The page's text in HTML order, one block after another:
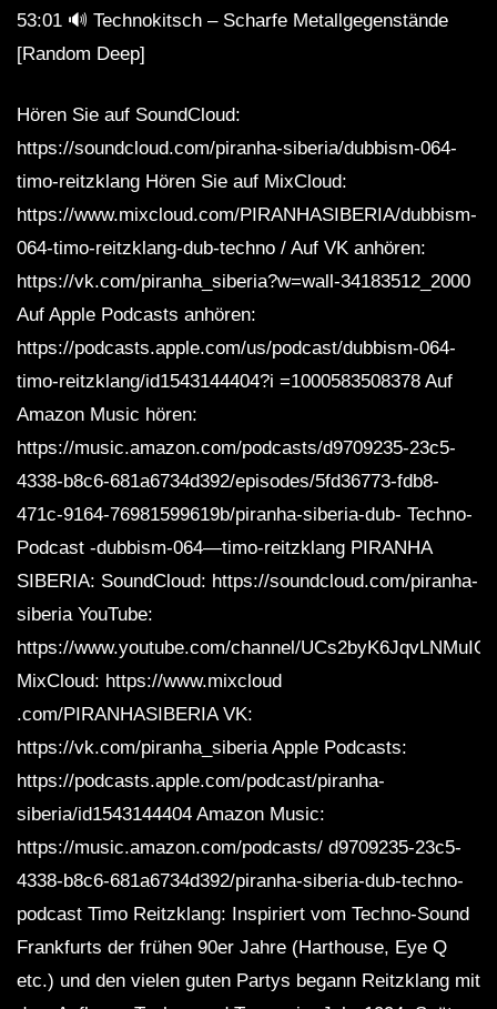
53:01 🔊 Technokitsch – Scharfe Metallgegenstände
[Random Deep]
Hören Sie auf SoundCloud:
https://soundcloud.com/piranha-siberia/dubbism-064-
timo-reitzklang Hören Sie auf MixCloud:
https://www.mixcloud.com/PIRANHASIBERIA/dubbism-
064-timo-reitzklang-dub-techno / Auf VK anhören:
https://vk.com/piranha_siberia?w=wall-34183512_2000
Auf Apple Podcasts anhören:
https://podcasts.apple.com/us/podcast/dubbism-064-
timo-reitzklang/id1543144404?i =1000583508378 Auf
Amazon Music hören:
https://music.amazon.com/podcasts/d9709235-23c5-
4338-b8c6-681a6734d392/episodes/5fd36773-fdb8-
471c-9164-76981599619b/piranha-siberia-dub- Techno-
Podcast -dubbism-064—timo-reitzklang PIRANHA
SIBERIA: SoundCloud: https://soundcloud.com/piranha-
siberia YouTube:
https://www.youtube.com/channel/
MixCloud: https://www.mixcloud
.com/PIRANHASIBERIA VK:
https://vk.com/piranha_siberia Apple Podcasts:
https://podcasts.apple.com/podcast/piranha-
siberia/id1543144404 Amazon Music:
https://music.amazon.com/podcasts/ d9709235-23c5-
4338-b8c6-681a6734d392/piranha-siberia-dub-techno-
podcast Timo Reitzklang: Inspiriert vom Techno-Sound
Frankfurts der frühen 90er Jahre (Harthouse, Eye Q
etc.) und den vielen guten Partys begann Reitzklang mit